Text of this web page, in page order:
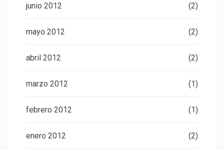
junio 2012 (2)
mayo 2012 (2)
abril 2012 (2)
marzo 2012 (1)
febrero 2012 (1)
enero 2012 (2)